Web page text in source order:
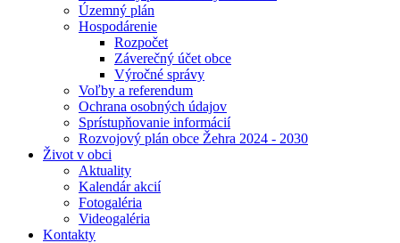
Územný plán
Hospodárenie
Rozpočet
Záverečný účet obce
Výročné správy
Voľby a referendum
Ochrana osobných údajov
Sprístupňovanie informácií
Rozvojový plán obce Žehra 2024 - 2030
Život v obci
Aktuality
Kalendár akcií
Fotogaléria
Videogaléria
Kontakty